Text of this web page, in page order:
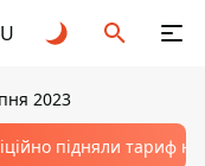
2023
підняли тариф